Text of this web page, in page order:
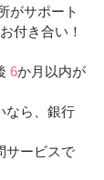
がサポート
付き合い！
6か月以内が
なら、銀行
サービスで